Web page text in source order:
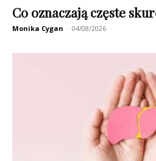
Co oznaczają częste
Monika Cygan - 04/08/2026